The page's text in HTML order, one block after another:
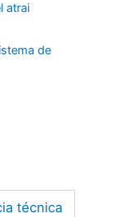
atrai
de
técnica